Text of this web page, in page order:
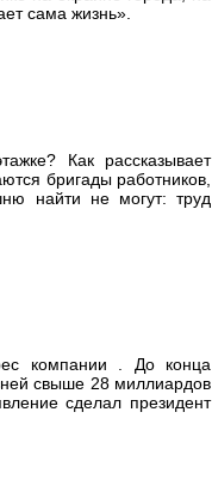
сама жизнь».
Как рассказывает
бригады работников,
найти не могут: труд
компании . До конца
свыше 28 миллиардов
сделал президент